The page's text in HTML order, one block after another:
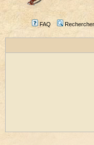
FAQ Rechercher